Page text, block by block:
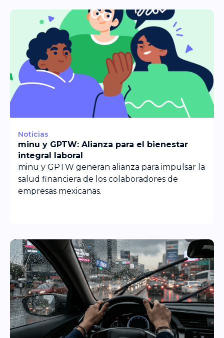
Noticias
minu y GPTW: Alianza para el bienestar
integral laboral
minu y GPTW generan alianza para impulsar la
salud financiera de los colaboradores de
empresas mexicanas.